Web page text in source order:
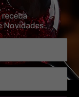
receba
Novidades